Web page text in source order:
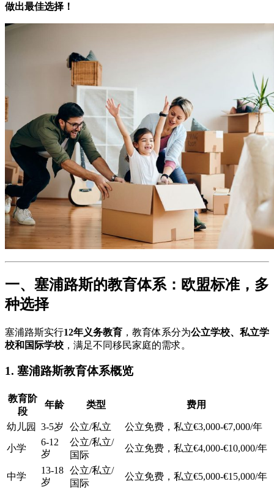
做出最佳选择！
一、塞浦路斯的教育体系：欧盟标准，多
种选择
塞浦路斯实行12年义务教育 ，教育体系分为公立学校、私立学
校和国际学校 ，满足不同移民家庭的需求。
1. 塞浦路斯教育体系概览
教育阶
段
年龄 类型 费用
幼儿园 3-5岁 公立/私立 公立免费，私立€3,000-€7,000/年
小学
6-12
岁
公立/私立/
国际
公立免费，私立€4,000-€10,000/年
中学
13-18
岁
公立/私立/
国际
公立免费，私立€5,000-€15,000/年